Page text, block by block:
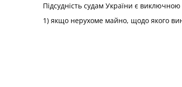
Підсудність судам України є
1) якщо нерухоме майно, щодо якого